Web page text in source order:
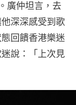
廣仲坦言，去
深深感受到歌
回饋香港樂迷
說：「上次見